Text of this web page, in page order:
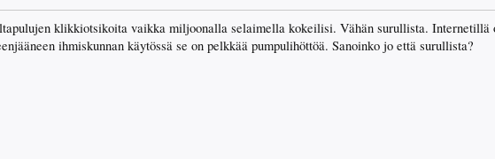
klikkiotsikoita vaikka miljoonalla selaimella kokeilisi. Vähän surullista. Internetillä
ihmiskunnan käytössä se on pelkkää pumpulihöttöä. Sanoinko jo että surullista?